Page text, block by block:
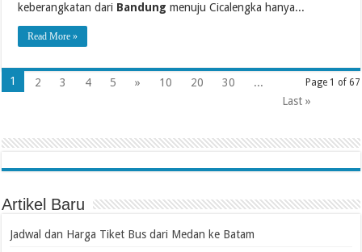
keberangkatan dari Bandung menuju Cicalengka hanya...
Read More »
Page 1 of 67
1 2 3 4 5 » 10 20 30
...
Last »
Artikel Baru
Jadwal dan Harga Tiket Bus dari Medan ke Batam